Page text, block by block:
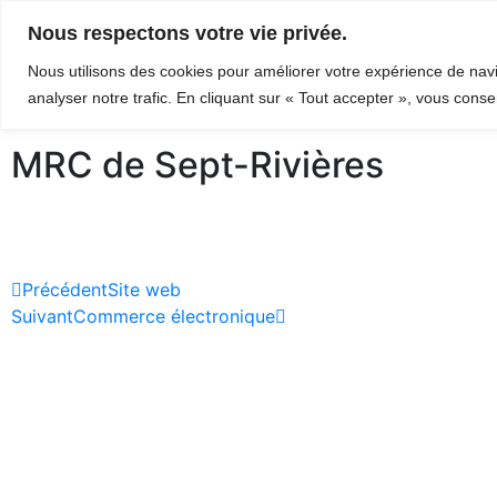
Nous respectons votre vie privée.
Nous utilisons des cookies pour améliorer votre expérience de
analyser notre trafic. En cliquant sur « Tout accepter », vous
Identité de marque
MRC de Sept-Rivières
PrécédentSite web
SuivantCommerce électronique